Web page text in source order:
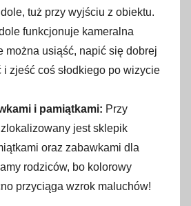
tuż przy wyjściu z obiektu.
funkcjonuje kameralna
można usiąść, napić się dobrej
i zjeść coś słodkiego po wizycie
i pamiątkami: Przy
jest sklepik
oraz zabawkami dla
rodziców, bo kolorowy
przyciąga wzrok maluchów!